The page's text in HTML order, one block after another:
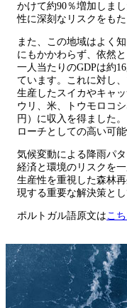
かけて約90％増加しま
性に深刻なリスクをもた
また、この地域はよく
にもかかわらず、依然
一人当たりのGDPは約
ています。これに対し
生産したスイカやキャ
ウリ、米、トウモロコ
円）に収入を得ました
ローチとしての高い可
気候変動による降雨パ
経済と環境のリスクを
生産性を重視した森林
現する重要な解決策と
ポルトガル語原文はこ